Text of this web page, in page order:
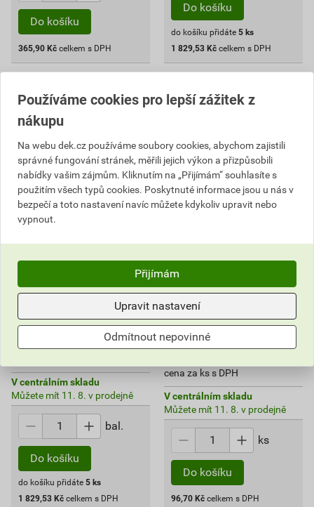
Do košíku
365,90 Kč celkem s DPH
Do košíku
do košíku přidáte 5 ks
1 829,53 Kč celkem s DPH
Roh žlabu lisovaný vnitřní
DEKRAIN ROBUST 330 RAL
365,90Kč
2 472,33 Kč
1 829,53Kč
V centrálním skladu
Můžete mít 11. 8. v prodejně
bal.
Do košíku
do košíku přidáte 5 ks
1 829,53 Kč celkem s DPH
Čelo žlabu s těsněním
DEKRAIN ROBUST 330 RAL
9005 černá
130,68 Kč
cena za ks s DPH
V centrálním skladu
Můžete mít 11. 8. v prodejně
ks
Do košíku
96,70 Kč celkem s DPH
Používáme cookies pro lepší zážitek z
nákupu
Na webu dek.cz používáme soubory cookies, abychom zajistili
správné fungování stránek, měřili jejich výkon a přizpůsobili
nabídky vašim zájmům. Kliknutím na „Přijímám“ souhlasíte s
použitím všech typů cookies. Poskytnuté informace jsou u nás v
bezpečí a toto nastavení navíc můžete kdykoliv upravit nebo
vypnout.
Přijímám
Upravit nastavení
Odmítnout nepovinné